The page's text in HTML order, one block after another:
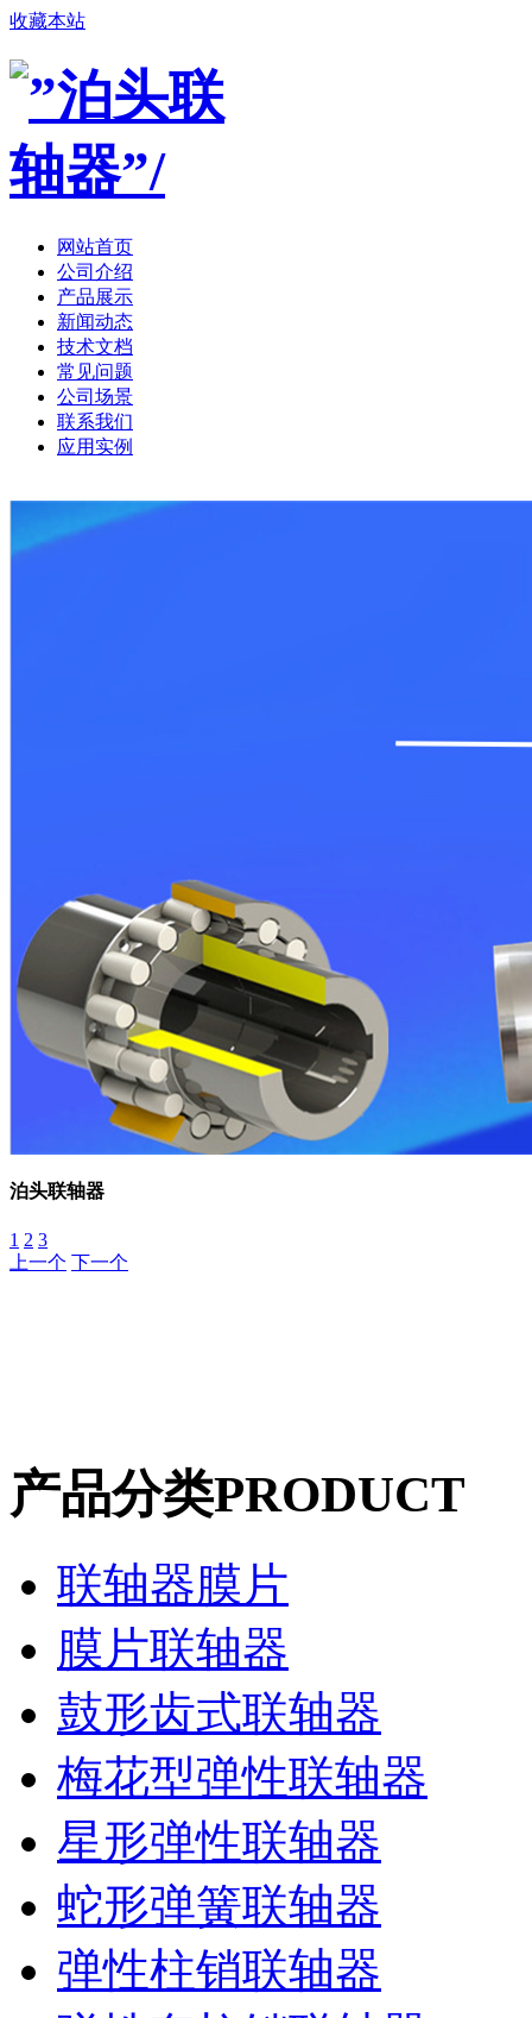
收藏本站
网站首页
公司介绍
产品展示
新闻动态
技术文档
常见问题
公司场景
联系我们
应用实例
泊头联轴器
1 2 3
上一个 下一个
产品分类PRODUCT
联轴器膜片
膜片联轴器
鼓形齿式联轴器
梅花型弹性联轴器
星形弹性联轴器
蛇形弹簧联轴器
弹性柱销联轴器